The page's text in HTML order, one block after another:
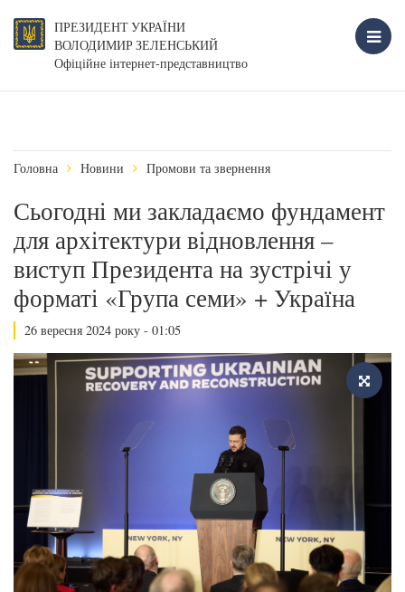
ПРЕЗИДЕНТ УКРАЇНИ
ВОЛОДИМИР ЗЕЛЕНСЬКИЙ
Офіційне інтернет-представництво
Головна Новини Промови та звернення
Сьогодні ми закладаємо фундамент
для архітектури відновлення –
виступ Президента на зустрічі у
форматі «Група семи» + Україна
26 вересня 2024 року - 01:05